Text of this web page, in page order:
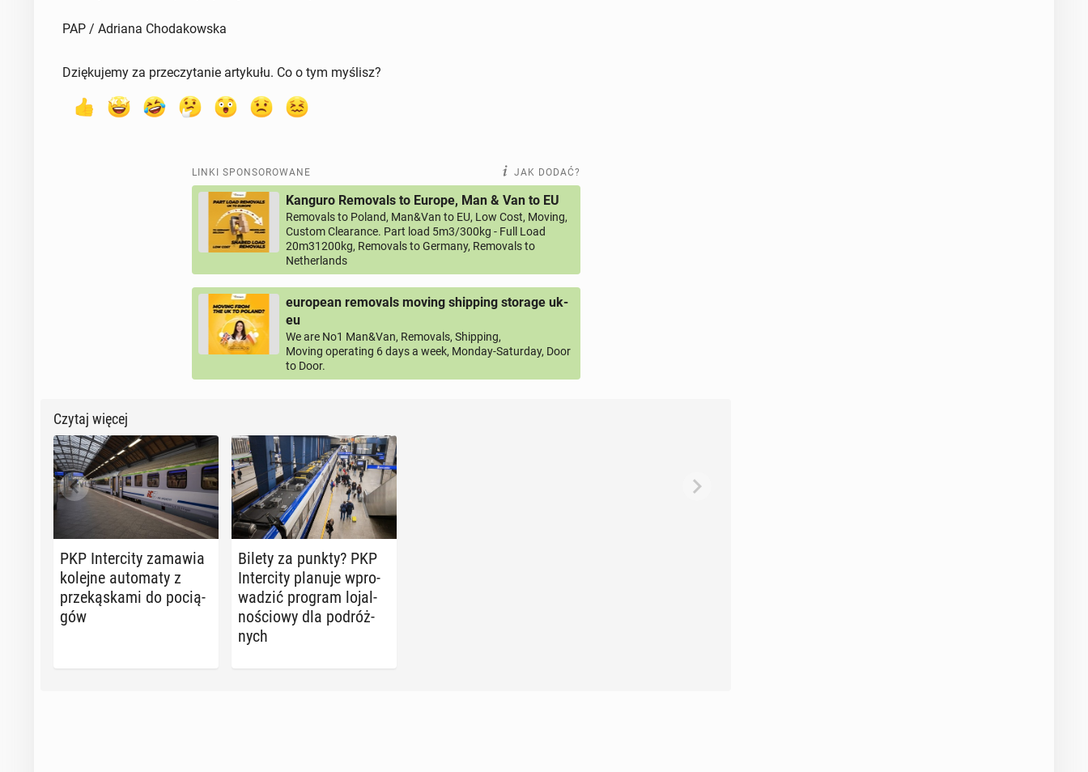
PAP / Adriana Chodakowska
Dziękujemy za przeczytanie artykułu. Co o tym myślisz?
LINKI SPONSOROWANE JAK DODAĆ?
Kanguro Removals to Europe, Man & Van to EU
Removals to Poland, Man&Van to EU, Low Cost, Moving,
Custom Clearance. Part load 5m3/300kg - Full Load
20m31200kg, Removals to Germany, Removals to
Netherlands
european removals moving shipping storage uk-
eu
We are No1 Man&Van, Removals, Shipping,
Moving operating 6 days a week, Monday-Saturday, Door
to Door.
Czytaj więcej
PKP In­ter­ci­ty zamawia
kolejne au­to­ma­ty z
prze­ką­ska­mi do po­cią­
gów
Bilety za punkty? PKP
In­ter­ci­ty planuje wpro­
wa­dzić program lo­jal­
no­ścio­wy dla po­dróż­
nych